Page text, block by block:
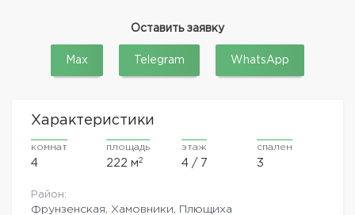
Оставить заявку
Max Telegram WhatsApp
Характеристики
комнат
4
площадь
222 м2
этаж
4 / 7
спален
3
Район:
Фрунзенская Хамовники, Плющиха